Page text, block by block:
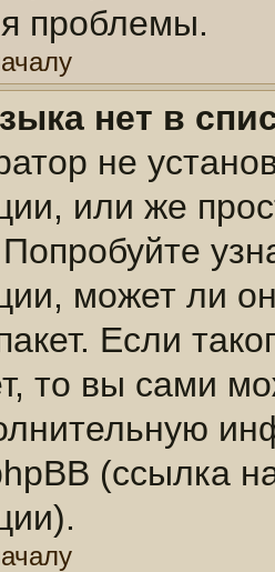
проблемы.
нет в
не
или же
может ли
Если
то вы сами
(ссылка